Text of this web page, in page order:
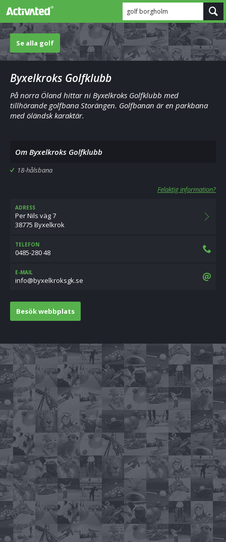
golf borgholm
Se alla golf
Byxelkroks Golfklubb
På norra Öland hittar ni Byxelkroks Golfklubb med
tillhörande golfbana Storängen. Golfbanan är en parkbana
med öländsk karaktär.
Om Byxelkroks Golfklubb
18-hålsbana
Felaktig information?
ADRESS
Per Nils väg 7
38775 Byxelkrok
TELEFON
0485-280 48
E-MAIL
es.kgskorklexyb@ofni
Besök webbplats